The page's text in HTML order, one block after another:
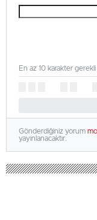
En az 10 karakter gerekli
Gönderdiğiniz yorum
yayınlanacaktır.